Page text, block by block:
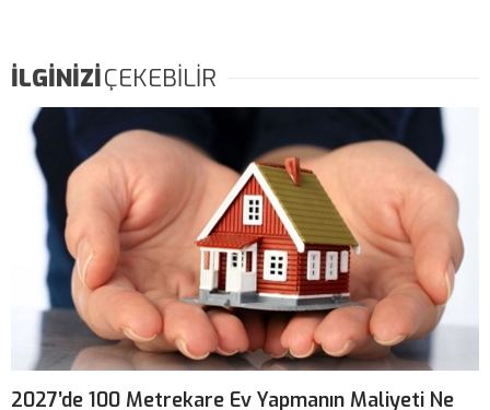
İLGİNİZİÇEKEBİLİR
2027’de 100 Metrekare Ev Yapmanın Maliyeti Ne